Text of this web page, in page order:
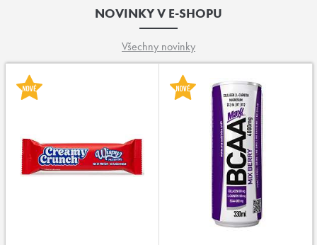
NOVINKY V E-SHOPU
Všechny novinky